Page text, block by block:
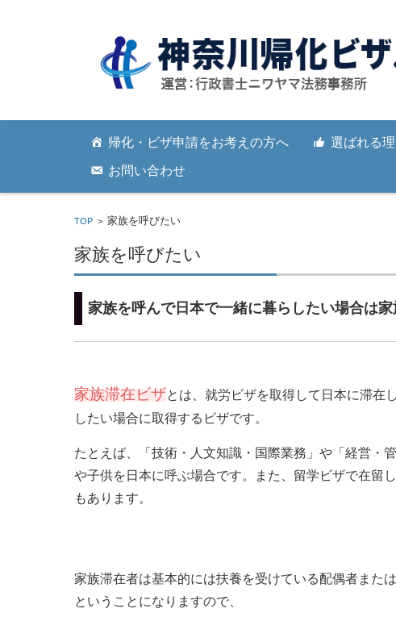
コンテンツに移動
帰化・ビザ申請をお考えの方へ 選ばれる
お問い合わせ
TOP > 家族を呼びたい
家族を呼びたい
家族を呼んで日本で一緒に暮らしたい場合は
家族滞在ビザとは、就労ビザを取得して日本に滞在
したい場合に取得するビザです。
たとえば、「技術・人文知識・国際業務」や「経営・
や子供を日本に呼ぶ場合です。また、留学ビザで在留
もあります。
家族滞在者は基本的には扶養を受けている配偶者また
ということになりますので、